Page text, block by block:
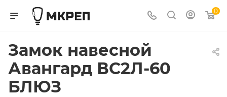
0
Замок навесной
Авангард ВС2Л-60
БЛЮЗ